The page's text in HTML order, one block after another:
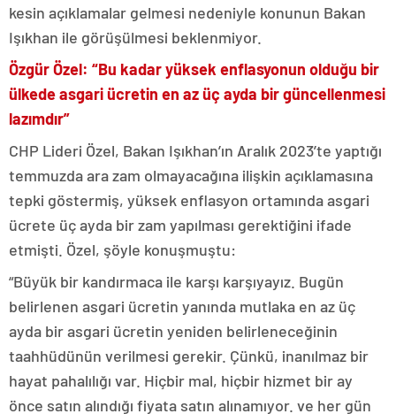
kesin açıklamalar gelmesi nedeniyle konunun Bakan
Işıkhan ile görüşülmesi beklenmiyor.
Özgür Özel: “Bu kadar yüksek enflasyonun olduğu bir
ülkede asgari ücretin en az üç ayda bir güncellenmesi
lazımdır”
CHP Lideri Özel, Bakan Işıkhan’ın Aralık 2023’te yaptığı
temmuzda ara zam olmayacağına ilişkin açıklamasına
tepki göstermiş, yüksek enflasyon ortamında asgari
ücrete üç ayda bir zam yapılması gerektiğini ifade
etmişti. Özel, şöyle konuşmuştu:
“Büyük bir kandırmaca ile karşı karşıyayız. Bugün
belirlenen asgari ücretin yanında mutlaka en az üç
ayda bir asgari ücretin yeniden belirleneceğinin
taahhüdünün verilmesi gerekir. Çünkü, inanılmaz bir
hayat pahalılığı var. Hiçbir mal, hiçbir hizmet bir ay
önce satın alındığı fiyata satın alınamıyor. ve her gün